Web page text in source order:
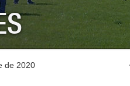
de 2020